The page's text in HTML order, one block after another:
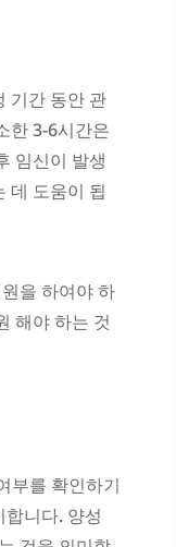
기간 동안 관
한 3-6시간은
임신이 발생
데 도움이 됩
을 하여야 하
해야 하는 것
부를 확인하기
니다. 양성